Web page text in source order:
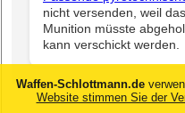
nicht versenden, weil
Munition müsste
kann verschickt werden.
Waffen-Schlottmann.de
Website stimmen Sie der